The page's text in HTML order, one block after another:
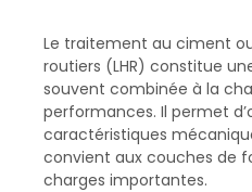
Le traitement au ciment
routiers (LHR) constitue
souvent combinée à la
performances. Il permet
caractéristiques
convient aux couches de
charges importantes.